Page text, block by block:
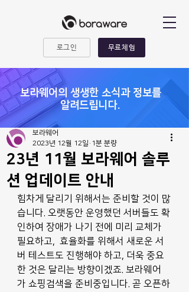
로그인 무료체험
​보라웨어의 생생한 소식과 정보를
알려드립니다.
23년 11월 보라웨어 솔루
션 업데이트 안내
보라웨어
2023년 12월 12일 1분 분량
힘차게 달리기 위해서는 준비할 것이 많
습니다. 오랫동안 운영했던 서버들도 확
인하여 장애가 나기 전에 미리 교체가
필요하고,  효율화를 위해서 새로운 서
버 테스트도 진행해야 하고, 더욱 중요
한 것은 달리는 방향이겠죠. 보라웨어
가 쇼핑검색을 준비중입니다. 곧 오픈하